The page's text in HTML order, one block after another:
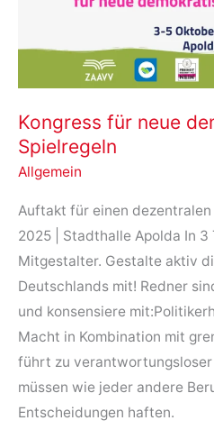
über
Flughäfen
Kongress für neue
Spielregeln
Allgemein
Auftakt für einen
2025 | Stadthalle Apolda In 3
Mitgestalter. Gestalte aktiv
Deutschlands mit! Redner
und konsensiere
Macht in Kombination mit
führt zu
müssen wie jeder andere
Entscheidungen haften.